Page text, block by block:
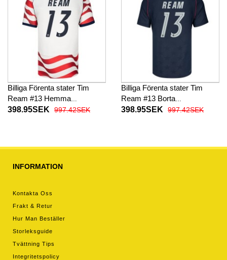
Billiga Förenta stater Tim
Ream #13 Hemma
fotbollskläder VM 2026
398.95SEK 997.42SEK
Billiga Förenta stater Tim
Ream #13 Borta
fotbollskläder VM 2026
398.95SEK 997.42SEK
INFORMATION
Kontakta Oss
Frakt & Retur
Hur Man Beställer
Storleksguide
Tvättning Tips
Integritetspolicy